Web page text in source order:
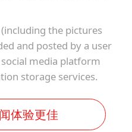
the pictures
and posted by a user
media platform
storage services.
体验更佳